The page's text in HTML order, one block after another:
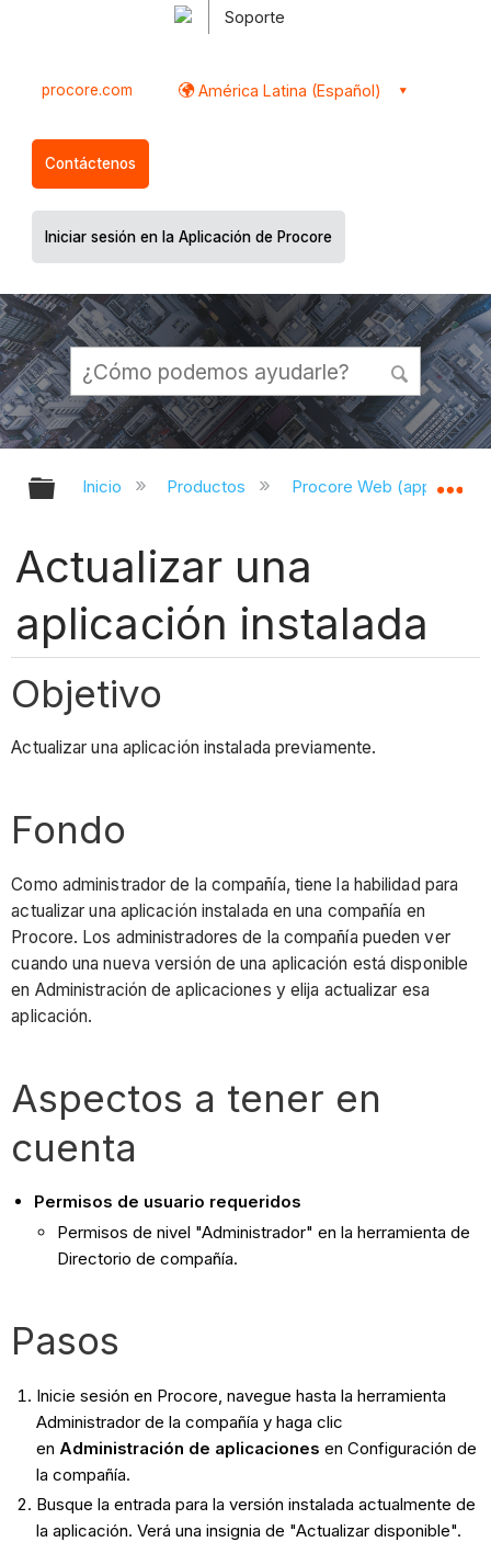
Soporte
procore.com América Latina (Español)
Contáctenos
Iniciar sesión en la Aplicación de Procore
Expandir/contraer jerarquía global
Inicio Productos Procore Web
Actualizar una
aplicación instalada
Objetivo
Actualizar una aplicación instalada previamente.
Fondo
Como administrador de la compañía, tiene la habilidad para
actualizar una aplicación instalada en una compañía en
Procore. Los administradores de la compañía pueden ver
cuando una nueva versión de una aplicación está disponible
en Administración de aplicaciones y elija actualizar esa
aplicación.
Aspectos a tener en
cuenta
Permisos de usuario requeridos
Permisos de nivel "Administrador" en la herramienta de
Directorio de compañía.
Pasos
Inicie sesión en Procore, navegue hasta la herramienta
Administrador de la compañía y haga clic
en Administración de aplicaciones en Configuración de
la compañía.
Busque la entrada para la versión instalada actualmente de
la aplicación. Verá una insignia de "Actualizar disponible".